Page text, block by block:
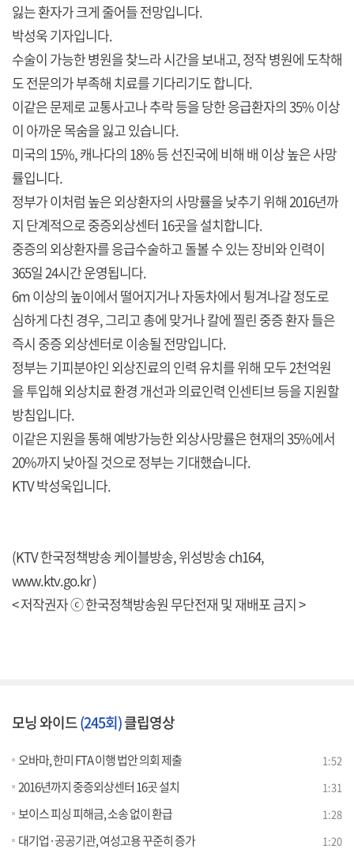
잃는 환자가 크게 줄어들 전망입니다.
박성욱 기자입니다.
수술이 가능한 병원을 찾느라 시간을 보내고, 정작 병원에 도착해
도 전문의가 부족해 치료를 기다리기도 합니다.
이같은 문제로 교통사고나 추락 등을 당한 응급환자의 35% 이상
이 아까운 목숨을 잃고 있습니다.
미국의 15%, 캐나다의 18% 등 선진국에 비해 배 이상 높은 사망
률입니다.
정부가 이처럼 높은 외상환자의 사망률을 낮추기 위해 2016년까
지 단계적으로 중증외상센터 16곳을 설치합니다.
중증의 외상환자를 응급수술하고 돌볼 수 있는 장비와 인력이
365일 24시간 운영됩니다.
6m 이상의 높이에서 떨어지거나 자동차에서 튕겨나갈 정도로
심하게 다친 경우, 그리고 총에 맞거나 칼에 찔린 중증 환자 들은
즉시 중증 외상센터로 이송될 전망입니다.
정부는 기피분야인 외상진료의 인력 유치를 위해 모두 2천억원
을 투입해 외상치료 환경 개선과 의료인력 인센티브 등을 지원할
방침입니다.
이같은 지원을 통해 예방가능한 외상사망률은 현재의 35%에서
20%까지 낮아질 것으로 정부는 기대했습니다.
KTV 박성욱입니다.
(KTV 한국정책방송 케이블방송, 위성방송 ch164,
www.ktv.go.kr )
< 저작권자 ⓒ 한국정책방송원 무단전재 및 재배포 금지 >
모닝 와이드(245회)클립영상
오바마, 한미 FTA 이행 법안 의회 제출 1:52
2016년까지 중증외상센터 16곳 설치 1:31
보이스 피싱 피해금, 소송 없이 환급 1:28
대기업·공공기관, 여성고용 꾸준히 증가 1:20